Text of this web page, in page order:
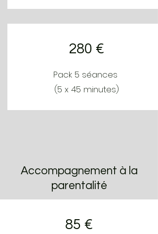
280 €
Pack 5 séances
(5 x 45 minutes)
Accompagnement à la
parentalité
85 €